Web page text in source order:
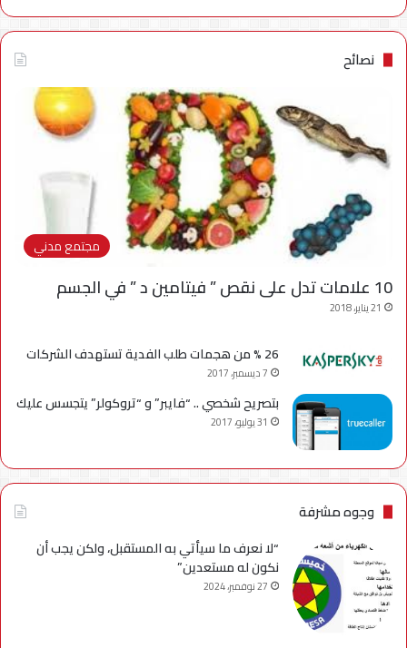
نصائح
مجتمع مدني
10 علامات تدل على نقص ” فيتامين د ” في الجسم
21 يناير، 2018
26 % من هجمات طلب الفدية تستهدف الشركات
7 ديسمبر، 2017
بتصريح شخصي .. “فايبر” و “تروكولر” يتجسس عليك
31 يوليو، 2017
وجوه مشرفة
“لا نعرف ما سيأتي به المستقبل، ولكن يجب أن
نكون له مستعدين”
27 نوفمبر، 2024